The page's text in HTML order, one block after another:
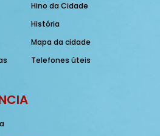
Hino da Cidade
História
Mapa da cidade
Telefones úteis